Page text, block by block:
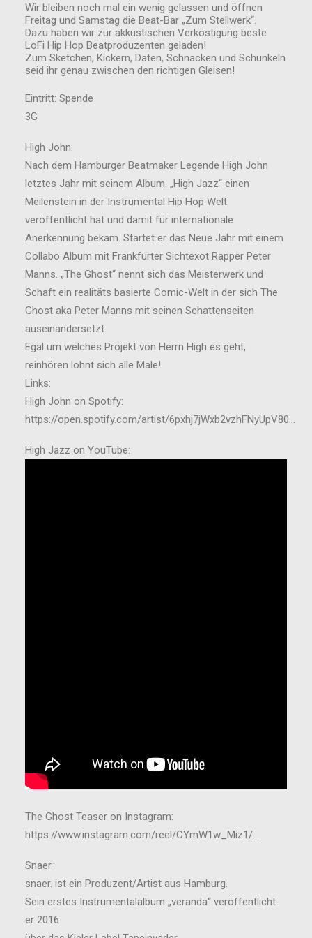
Wir bleiben noch mal ein wenig gelassen und öffnen
Freitag und Samstag die Beat-Bar „Zum Stellwerk“.
Dazu haben wir zur akkustischen Verköstigung beste
LoFi Hip Hop Beatproduzenten geladen!
Zum Sketchen, Kickern, Daten, Schnacken und Schunkeln
seid ihr genau zwischen den richtigen Gleisen!
Eintritt: Spende
3G
High John:
Nach dem Hamburger Beatmaker Legende High John
letztes Jahr mit seinem Album. „High Jazz“ einen
Meilenstein in der Instrumental Hip Hop Welt
veröffentlicht hat und damit für internationale
Anerkennung bekam. Startet er das Neue Jahr mit einem
Collabo Album mit Frankfurter Sichtexot Rapper Peter
Manns. „The Ghost“ nennt sich das Meisterwerk und
Schaft ein realitäts basierte Comic-Welt in der sich The
Ghost aka Peter Manns mit seinen Schattenseiten
auseinandersetzt.
Egal um welches Projekt von Herrn High es geht,
reinhören lohnt sich alle Male!
Links:
High John on Spotify:
https://open.spotify.com/artist/6pxhj7jWxb2vzhFNyUpV80…
High Jazz on YouTube:
The Ghost Teaser on Instagram:
https://www.instagram.com/reel/CYmW1w_Miz1/…
Snaer.:
snaer. ist ein Produzent/Artist aus Hamburg.
Sein erstes Instrumentalalbum „veranda“ veröffentlicht
er 2016